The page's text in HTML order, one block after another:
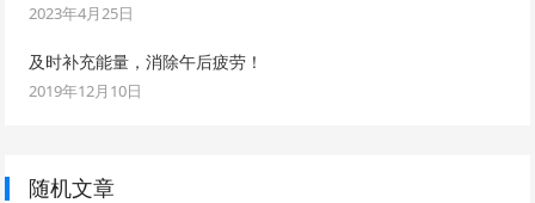
2023年4月25日
及时补充能量，消除午后疲劳！
2019年12月10日
随机文章